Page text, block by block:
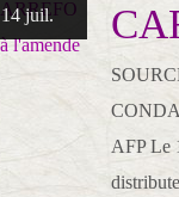
14 juil.
AFP Le